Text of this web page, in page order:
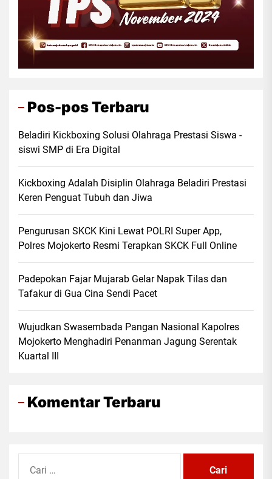
Pos-pos Terbaru
Beladiri Kickboxing Solusi Olahraga Prestasi Siswa -
siswi SMP di Era Digital
Kickboxing Adalah Disiplin Olahraga Beladiri Prestasi
Keren Penguat Tubuh dan Jiwa
Pengurusan SKCK Kini Lewat POLRI Super App,
Polres Mojokerto Resmi Terapkan SKCK Full Online
Padepokan Fajar Mujarab Gelar Napak Tilas dan
Tafakur di Gua Cina Sendi Pacet
Wujudkan Swasembada Pangan Nasional Kapolres
Mojokerto Menghadiri Penanman Jagung Serentak
Kuartal III
Komentar Terbaru
untuk: